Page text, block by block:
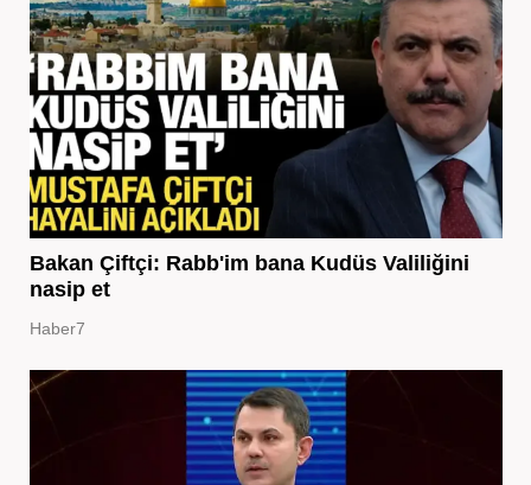
Bakan Çiftçi: Rabb'im bana Kudüs Valiliğini
nasip et
Haber7